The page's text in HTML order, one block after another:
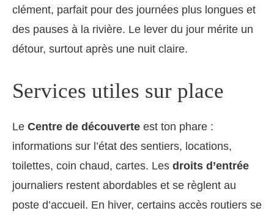
clément, parfait pour des journées plus longues et
des pauses à la rivière. Le lever du jour mérite un
détour, surtout après une nuit claire.
Services utiles sur place
Le Centre de découverte est ton phare :
informations sur l’état des sentiers, locations,
toilettes, coin chaud, cartes. Les droits d’entrée
journaliers restent abordables et se règlent au
poste d’accueil. En hiver, certains accès routiers se